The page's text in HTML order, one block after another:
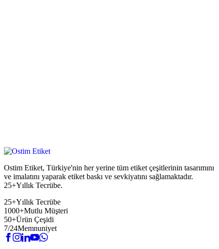
Ostim Etiket, Türkiye'nin her yerine tüm etiket çeşitlerinin tasarımını
ve imalatını yaparak etiket baskı ve sevkiyatını sağlamaktadır.
25+Yıllık Tecrübe.
25+Yıllık Tecrübe
1000+Mutlu Müşteri
50+Ürün Çeşidi
7/24Memnuniyet